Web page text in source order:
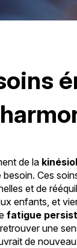
de la
besoin. Ces
et de
enfants, et
fatigue
une
de